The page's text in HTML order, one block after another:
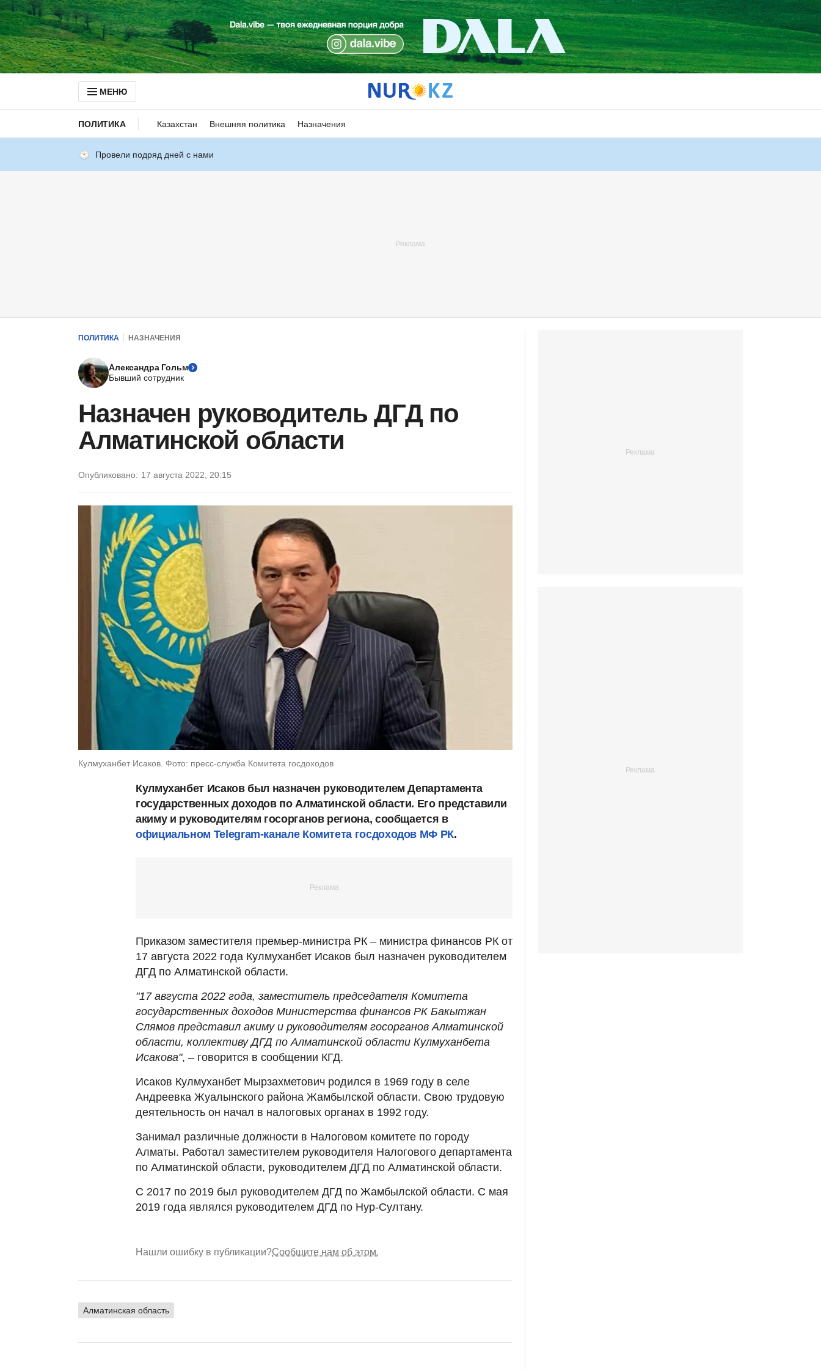
МЕНЮ
ПОЛИТИКА Казахстан Внешняя политика Назначения
Провели подряд дней с нами
ПОЛИТИКА НАЗНАЧЕНИЯ
Александра Гольм
Бывший сотрудник
Назначен руководитель ДГД по
Алматинской области
Опубликовано: 17 августа 2022, 20:15
Кулмуханбет Исаков. Фото: пресс-служба Комитета госдоходов
Кулмуханбет Исаков был назначен руководителем Департамента
государственных доходов по Алматинской области. Его представили
акиму и руководителям госорганов региона, сообщается в
официальном Telegram-канале Комитета госдоходов МФ РК.
Приказом заместителя премьер-министра РК – министра финансов РК от
17 августа 2022 года Кулмуханбет Исаков был назначен руководителем
ДГД по Алматинской области.
"17 августа 2022 года, заместитель председателя Комитета
государственных доходов Министерства финансов РК Бакытжан
Слямов представил акиму и руководителям госорганов Алматинской
области, коллективу ДГД по Алматинской области Кулмуханбета
Исакова", – говорится в сообщении КГД.
Исаков Кулмуханбет Мырзахметович родился в 1969 году в селе
Андреевка Жуалынского района Жамбылской области. Свою трудовую
деятельность он начал в налоговых органах в 1992 году.
Занимал различные должности в Налоговом комитете по городу
Алматы. Работал заместителем руководителя Налогового департамента
по Алматинской области, руководителем ДГД по Алматинской области.
С 2017 по 2019 был руководителем ДГД по Жамбылской области. С мая
2019 года являлся руководителем ДГД по Нур-Султану.
Нашли ошибку в публикации?Сообщите нам об этом.
Алматинская область